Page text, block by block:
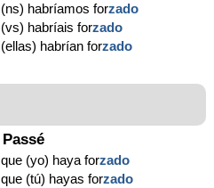
(ns) habríamos forzado
(vs) habríais forzado
(ellas) habrían forzado
Passé
que (yo) haya forzado
que (tú) hayas forzado